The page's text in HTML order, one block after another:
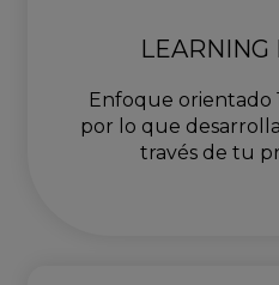
LEARNING
Enfoque orientado
por lo que
través de tu